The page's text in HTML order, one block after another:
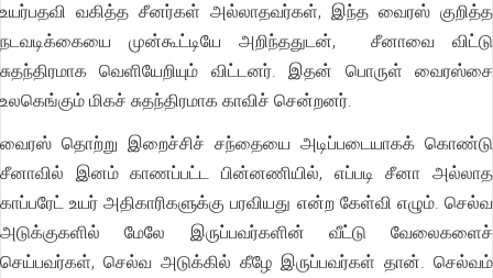
உயர்பதவி வகித்த சீனர்கள் அல்லாதவர்கள், இந்த வைரஸ் குறித்த
நடவடிக்கையை முன்கூட்டியே அறிந்ததுடன், சீனாவை விட்டு
சுதந்திரமாக வெளியேறியும் விட்டனர். இதன் பொருள் வைரஸ்சை
உலகெங்கும் மிகச் சுதந்திரமாக காவிச் சென்றனர்.
வைரஸ் தொற்று இறைச்சிச் சந்தையை அடிப்படையாகக் கொண்டு
சீனாவில் இனம் காணப்பட்ட பின்னணியில், எப்படி சீனா அல்லாத
காப்பரேட் உயர் அதிகாரிகளுக்கு பரவியது என்ற கேள்வி எழும். செல்வ
அடுக்குகளில் மேலே இருப்பவர்களின் வீட்டு வேலைகளைச்
செய்பவர்கள், செல்வ அடுக்கில் கீழே இருப்பவர்கள் தான். செல்வம்